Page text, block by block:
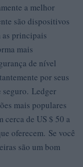
a melhor
são dispositivos
as principais
mais
de nível
por seus
seguro. Ledger
mais populares
cerca de US $ 50 a
oferecem. Se você
são um bom